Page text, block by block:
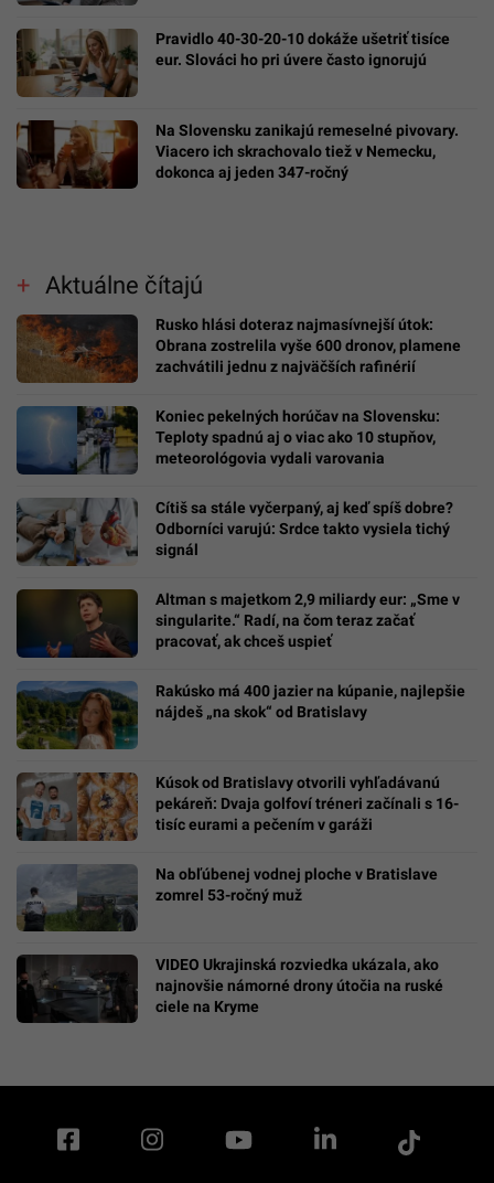
Pravidlo 40-30-20-10 dokáže ušetriť tisíce
eur. Slováci ho pri úvere často ignorujú
Na Slovensku zanikajú remeselné pivovary.
Viacero ich skrachovalo tiež v Nemecku,
dokonca aj jeden 347-ročný
Aktuálne čítajú
Rusko hlási doteraz najmasívnejší útok:
Obrana zostrelila vyše 600 dronov, plamene
zachvátili jednu z najväčších rafinérií
Koniec pekelných horúčav na Slovensku:
Teploty spadnú aj o viac ako 10 stupňov,
meteorológovia vydali varovania
Cítiš sa stále vyčerpaný, aj keď spíš dobre?
Odborníci varujú: Srdce takto vysiela tichý
signál
Altman s majetkom 2,9 miliardy eur: „Sme v
singularite.“ Radí, na čom teraz začať
pracovať, ak chceš uspieť
Rakúsko má 400 jazier na kúpanie, najlepšie
nájdeš „na skok“ od Bratislavy
Kúsok od Bratislavy otvorili vyhľadávanú
pekáreň: Dvaja golfoví tréneri začínali s 16-
tisíc eurami a pečením v garáži
Na obľúbenej vodnej ploche v Bratislave
zomrel 53-ročný muž
VIDEO Ukrajinská rozviedka ukázala, ako
najnovšie námorné drony útočia na ruské
ciele na Kryme